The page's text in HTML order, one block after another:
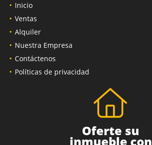
Inicio
Ventas
Alquiler
Nuestra Empresa
Contáctenos
Políticas de privacidad
Oferte su
inmueble con